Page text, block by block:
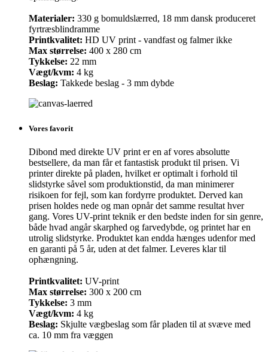
Materialer: 330 g bomuldslærred, 18 mm dansk produceret
fyrtræsblindramme
Printkvalitet: HD UV print - vandfast og falmer ikke
Max størrelse: 400 x 280 cm
Tykkelse: 22 mm
Vægt/kvm: 4 kg
Beslag: Takkede beslag - 3 mm dybde
Vores favorit
Dibond med direkte UV print er en af vores absolutte
bestsellere, da man får et fantastisk produkt til prisen. Vi
printer direkte på pladen, hvilket er optimalt i forhold til
slidstyrke såvel som produktionstid, da man minimerer
risikoen for fejl, som kan fordyrre produktet. Derved kan
prisen holdes nede og man opnår det samme resultat hver
gang. Vores UV-print teknik er den bedste inden for sin genre,
både hvad angår skarphed og farvedybde, og printet har en
utrolig slidstyrke. Produktet kan endda hænges udenfor med
en garanti på 5 år, uden at det falmer. Leveres klar til
ophængning.
Printkvalitet: UV-print
Max størrelse: 300 x 200 cm
Tykkelse: 3 mm
Vægt/kvm: 4 kg
Beslag: Skjulte vægbeslag som får pladen til at svæve med
ca. 10 mm fra væggen